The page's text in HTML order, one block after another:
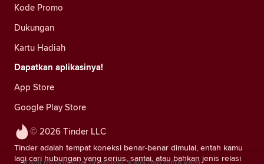
© 2026 Tinder LLC
Tinder adalah tempat koneksi benar-benar dimulai, entah kamu
lagi cari hubungan yang serius, santai, atau bahkan jenis relasi
Kode Promo
Dukungan
Kartu Hadiah
Dapatkan aplikasinya!
App Store
Google Play Store